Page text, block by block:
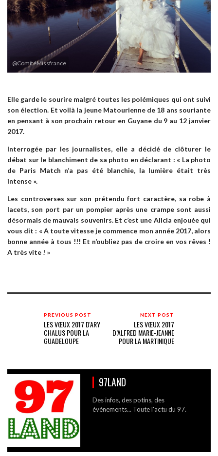
@ComitéMissfrance
Elle garde le sourire malgré toutes les polémiques qui ont suivi
son élection. Et voilà la jeune Matourienne de 18 ans souriante
en pensant à son prochain retour en Guyane du 9 au 12 janvier
2017.
Interrogée par les journalistes, elle a décidé de clôturer le
débat sur le blanchiment de sa photo en déclarant : « La photo
de Paris Match n’a pas été blanchie, la lumière était très
intense ».
Les controverses sur son prétendu fort caractère, sa robe à
lacets, son port par un pompier après une crampe sont aussi
désormais de mauvais souvenirs. Et c’est une Alicia enjouée qui
vous dit : « A toute vitesse je commence mon année 2017, alors
bonne année à tous !!! Et n’oubliez pas de croire en vos rêves !
A très vite ! »
PREVIOUS POST
LES VŒUX 2017 D'ARY
CHALUS POUR LA
GUADELOUPE
NEXT POST
LES VŒUX 2017
D’ALFRED MARIE-JEANNE
POUR LA MARTINIQUE
97LAND
Des infos, des potins, des
événements... Toute l'actu du 97.